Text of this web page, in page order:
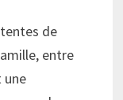
de
entre
une